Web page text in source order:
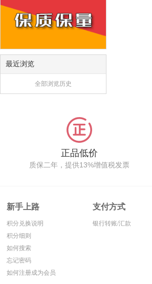
最近浏览
全部浏览历史
正品低价
质保二年，提供13%增值税发票
新手上路
积分兑换说明
积分细则
如何搜索
忘记密码
如何注册成为会员
支付方式
银行转账/汇款